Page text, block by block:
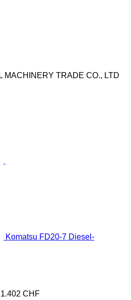
MACHINERY TRADE CO., LTD
Komatsu FD20-7 Diesel-
CHF